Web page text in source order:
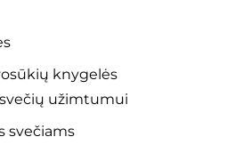
knygelės
užimtumui
svečiams